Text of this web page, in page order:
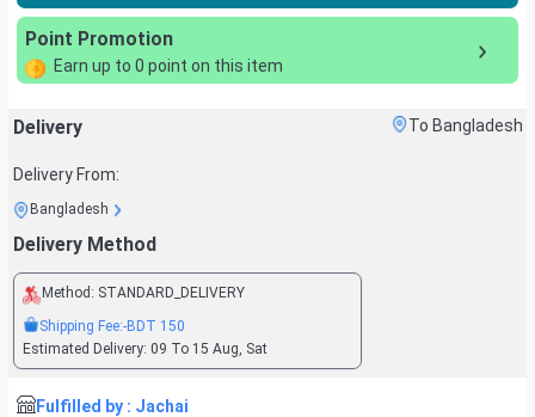
Point Promotion
Earn up to 0 point on this item
Delivery To Bangladesh
Delivery From:
Bangladesh
Delivery Method
Method: STANDARD_DELIVERY
Shipping Fee:-BDT 150
Estimated Delivery: 09 To 15 Aug, Sat
Fulfilled by : Jachai